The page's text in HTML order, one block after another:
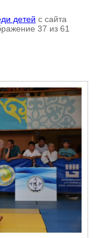
детей с сайта
37 из 61